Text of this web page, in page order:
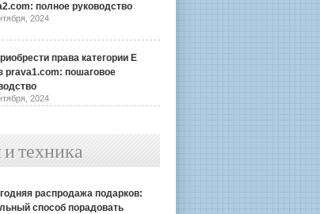
полное руководство
2024
права категории E
prava1.com: пошаговое
2024
техника
распродажа подарков:
способ порадовать